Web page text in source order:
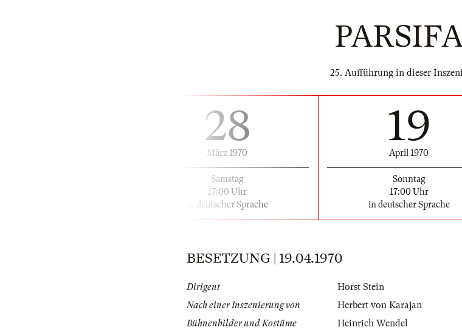
25. Aufführung in dieser
28
März 1970
Samstag
17:00 Uhr
in deutscher Sprache
19
April 1970
Sonntag
17:00 Uhr
in deutscher Sprache
BESETZUNG | 19.04.1970
Dirigent
Horst Stein
Nach einer Inszenierung von
Herbert von Karajan
Bühnenbilder und Kostüme
Heinrich Wendel